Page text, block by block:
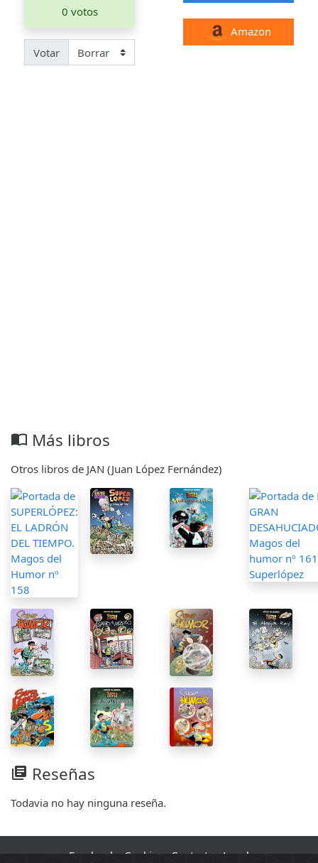
0 votos
Votar
Amazon
import_contacts Más libros
Otros libros de JAN (Juan López Fernández)
library_books Reseñas
Todavia no hay ninguna reseña.
Facebook Cookies Contacto Legal